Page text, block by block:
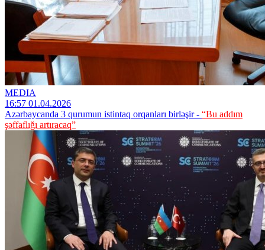
MEDIA
16:57 01.04.2026
Azərbaycanda 3 qurumun istintaq orqanları birləşir - “Bu addım
şəffaflığı artıracaq”